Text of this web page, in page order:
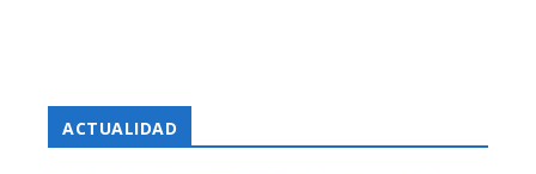
ACTUALIDAD